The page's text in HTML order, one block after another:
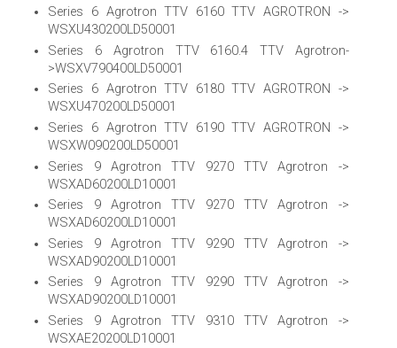
Series 6 Agrotron TTV 6160 TTV AGROTRON ->
WSXU430200LD50001
Series 6 Agrotron TTV 6160.4 TTV Agrotron-
>WSXV790400LD50001
Series 6 Agrotron TTV 6180 TTV AGROTRON ->
WSXU470200LD50001
Series 6 Agrotron TTV 6190 TTV AGROTRON ->
WSXW090200LD50001
Series 9 Agrotron TTV 9270 TTV Agrotron ->
WSXAD60200LD10001
Series 9 Agrotron TTV 9270 TTV Agrotron ->
WSXAD60200LD10001
Series 9 Agrotron TTV 9290 TTV Agrotron ->
WSXAD90200LD10001
Series 9 Agrotron TTV 9290 TTV Agrotron ->
WSXAD90200LD10001
Series 9 Agrotron TTV 9310 TTV Agrotron ->
WSXAE20200LD10001